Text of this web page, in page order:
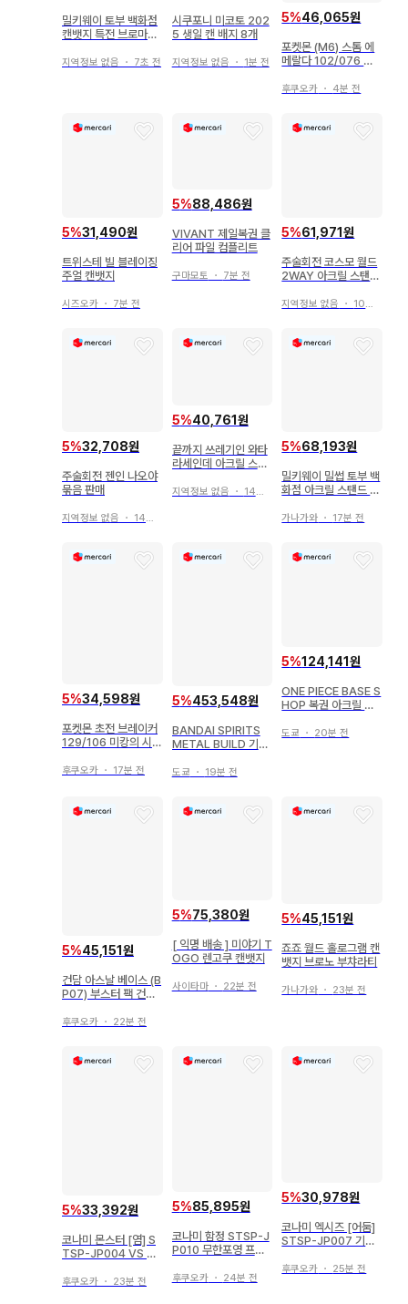
밀키웨이 토부 백화점
캔뱃지 특전 브로마이
지역정보 없음 ・ 7초 전
시쿠포니 미코토 202
5 생일 캔 배지 8개
지역정보 없음 ・ 1분 전
5%46,065원
포켓몬 (M6) 스톰 에
메랄다 102/076 히
후쿠오카 ・ 4분 전
5%31,490원
트위스테 빌 블레이징
주얼 캔뱃지
시즈오카 ・ 7분 전
5%88,486원
VIVANT 제일복권 클
리어 파일 컴플리트
구마모토 ・ 7분 전
5%61,971원
주술회전 코스모 월드
2WAY 아크릴 스탠드
지역정보 없음 ・ 10분 전
5%32,708원
주술회전 젠인 나오야
묶음 판매
지역정보 없음 ・ 14분 전
5%40,761원
끝까지 쓰레기인 와타
라세인데 아크릴 스탠
지역정보 없음 ・ 14분 전
5%68,193원
밀키웨이 밀썹 토부 백
화점 아크릴 스탠드 맥
가나가와 ・ 17분 전
5%34,598원
포켓몬 초전 브레이커
129/106 미캉의 시선
후쿠오카 ・ 17분 전
5%453,548원
BANDAI SPIRITS
METAL BUILD 기동
RAY 건담 아스트레이
도쿄 ・ 19분 전
5%124,141원
ONE PIECE BASE S
HOP 복권 아크릴 블
도쿄 ・ 20분 전
5%45,151원
건담 아스날 베이스 (B
P07) 부스터 팩 건담
스트라이크 프리덤 건
후쿠오카 ・ 22분 전
5%75,380원
[ 익명 배송 ] 미야기 T
OGO 렌고쿠 캔뱃지
사이타마・ 22분 전
5%45,151원
죠죠 월드 홀로그램 캔
뱃지 브로노 부챠라티
가나가와 ・ 23분 전
5%33,392원
코나미 몬스터 [염] S
TSP-JP004 VS 라
후쿠오카 ・ 23분 전
5%85,895원
코나미 함정 STSP-J
P010 무한포영 프리
후쿠오카・ 24분 전
5%30,978원
코나미 엑시즈 [어둠]
STSP-JP007 기믹
프리즈마
후쿠오카 ・ 25분 전